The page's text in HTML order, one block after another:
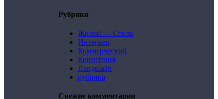
Рубрики
Жилой — Стиль
Интерьер
Коммерческий
Концепция
Ландшафт
рубрика
Свежие комментарии